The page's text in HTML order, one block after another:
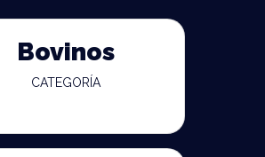
Bovinos
CATEGORÍA